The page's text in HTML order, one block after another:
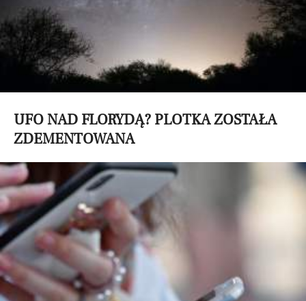
UFO NAD FLORYDĄ? PLOTKA ZOSTAŁA
ZDEMENTOWANA